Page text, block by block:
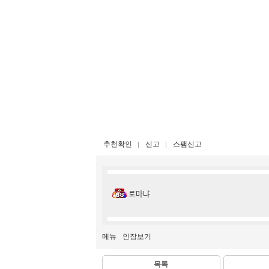
추천확인 신고 스팸신고
로마냐
메뉴 인장보기
목록